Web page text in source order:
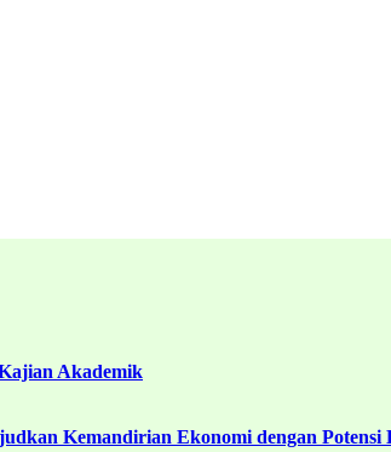
Akademik
Kemandirian Ekonomi dengan Potensi